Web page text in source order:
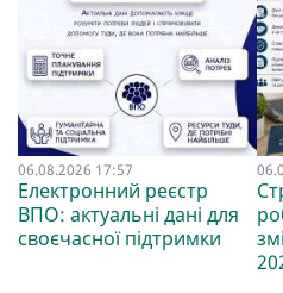
06.08.2026 17:57
Електронний реєстр
ВПО: актуальні дані для
своєчасної підтримки